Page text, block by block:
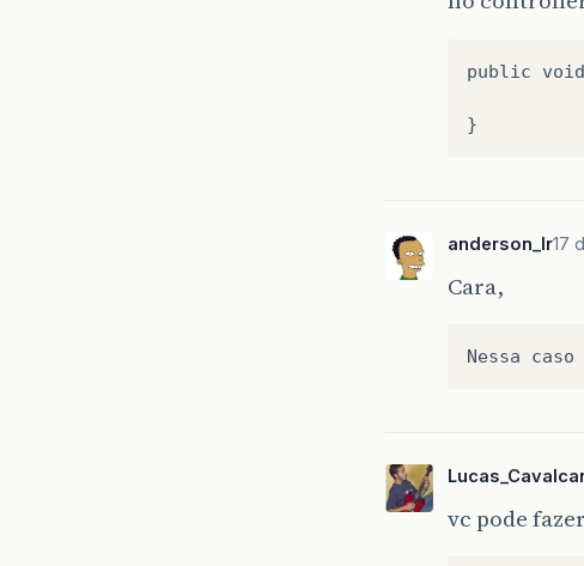
public
anderson_lr17
Cara,
vc pode